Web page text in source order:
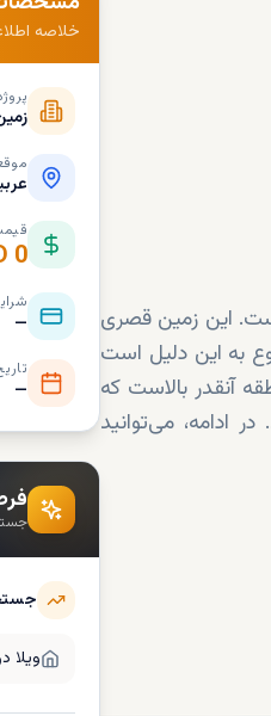
این زمین قصری
به این دلیل است
آنقدر بالاست که
ادامه، می‌توانید
خلاصه
0
—
—
ویلا